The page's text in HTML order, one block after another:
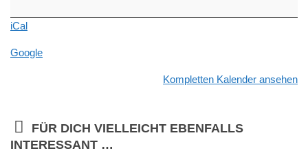
-
Double
iCal
Google
Kompletten Kalender ansehen
FÜR DICH VIELLEICHT EBENFALLS
INTERESSANT …